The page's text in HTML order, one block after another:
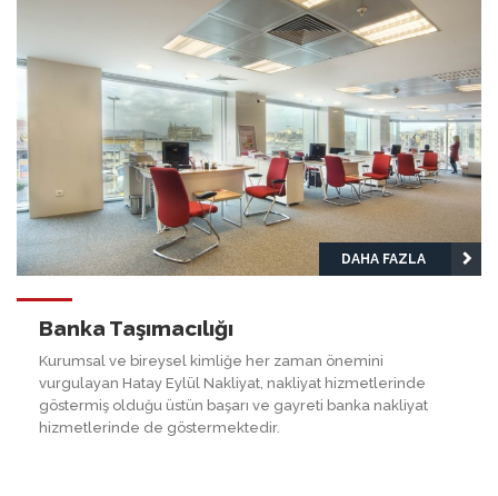
DAHA FAZLA
Banka Taşımacılığı
Kurumsal ve bireysel kimliğe her zaman önemini
vurgulayan Hatay Eylül Nakliyat, nakliyat hizmetlerinde
göstermiş olduğu üstün başarı ve gayreti banka nakliyat
hizmetlerinde de göstermektedir.